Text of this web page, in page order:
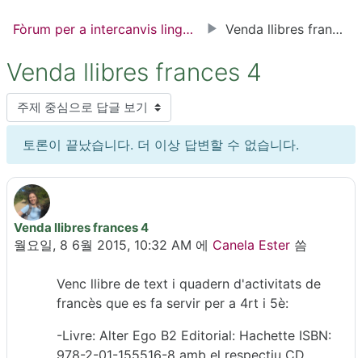
Fòrum per a intercanvis lingüístics Venda llibres frances 4
Venda llibres frances 4
표시 모드
토론이 끝났습니다. 더 이상 답변할 수 없습니다.
Venda llibres frances 4
월요일, 8 6월 2015, 10:32 AM 에 Canela Ester 씀
Number of replies: 0
Venc llibre de text i quadern d'activitats de
francès que es fa servir per a 4rt i 5è:
-Livre: Alter Ego B2 Editorial: Hachette ISBN: